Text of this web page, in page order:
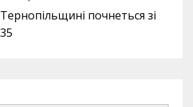
почнеться зі